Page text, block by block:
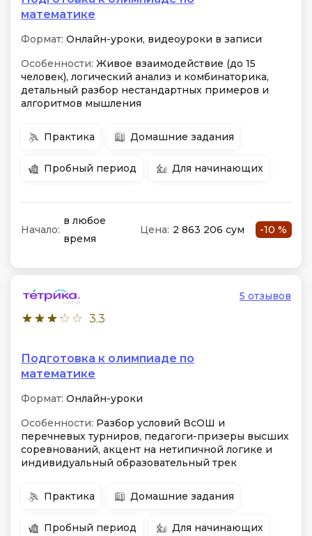
математике
Формат: Онлайн-уроки, видеоуроки в записи
Особенности: Живое взаимодействие (до 15
человек), логический анализ и комбинаторика,
детальный разбор нестандартных примеров и
алгоритмов мышления
Практика Домашние задания
Пробный период Для начинающих
Начало:
в любое
время
Цена: 2 863 206 сум -10 %
3.3
5 отзывов
Подготовка к олимпиаде по
математике
Формат: Онлайн-уроки
Особенности: Разбор условий ВсОШ и
перечневых турниров, педагоги-призеры высших
соревнований, акцент на нетипичной логике и
индивидуальный образовательный трек
Практика Домашние задания
Пробный период Для начинающих